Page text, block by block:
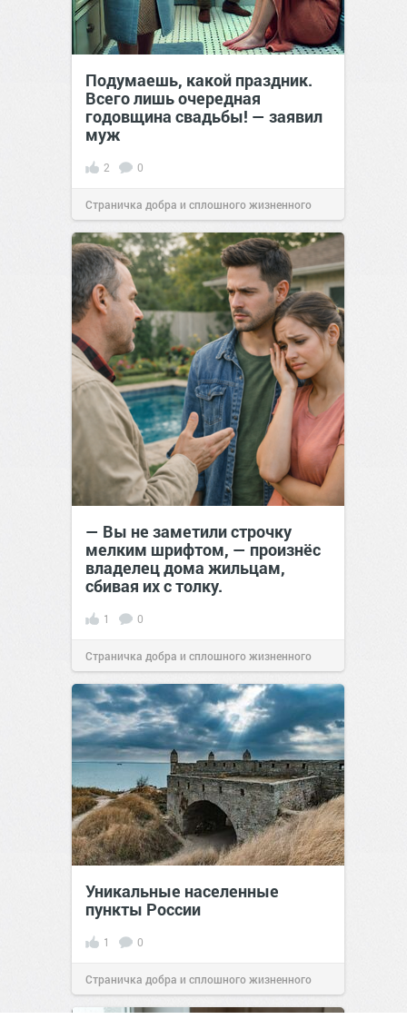
Подумаешь, какой праздник.
Всего лишь очередная
годовщина свадьбы! — заявил
муж
2 0
Страничка добра и сплошного жизненного
позитива!14:2421 окт 2024
— Вы не заметили строчку
мелким шрифтом, — произнёс
владелец дома жильцам,
сбивая их с толку.
1 0
Страничка добра и сплошного жизненного
позитива!13:3916 мар 2026
Уникальные населенные
пункты России
1 0
Страничка добра и сплошного жизненного
позитива!07:38Сегодня